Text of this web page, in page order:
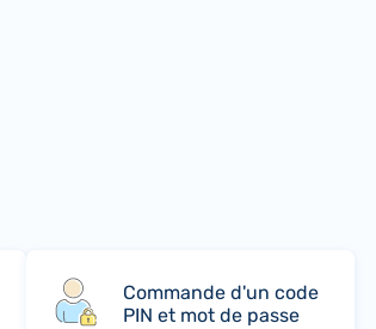
Commande d'un code
PIN et mot de passe